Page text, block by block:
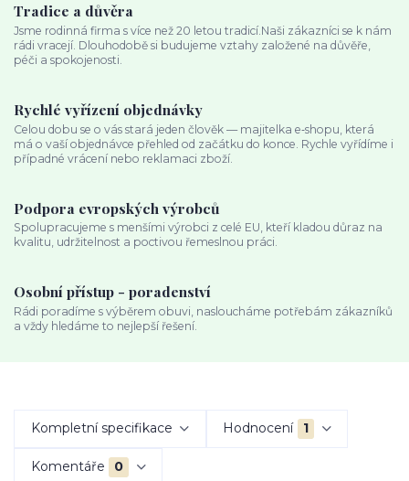
Tradice a důvěra
Jsme rodinná firma s více než 20 letou tradicí.Naši zákazníci se k nám
rádi vracejí. Dlouhodobě si budujeme vztahy založené na důvěře,
péči a spokojenosti.
Rychlé vyřízení objednávky
Celou dobu se o vás stará jeden člověk — majitelka e‑shopu, která
má o vaší objednávce přehled od začátku do konce. Rychle vyřídíme i
případné vrácení nebo reklamaci zboží.
Podpora evropských výrobců
Spolupracujeme s menšími výrobci z celé EU, kteří kladou důraz na
kvalitu, udržitelnost a poctivou řemeslnou práci.
Osobní přístup - poradenství
Rádi poradíme s výběrem obuvi, nasloucháme potřebám zákazníků
a vždy hledáme to nejlepší řešení.
Kompletní specifikace Hodnocení 1
Komentáře 0